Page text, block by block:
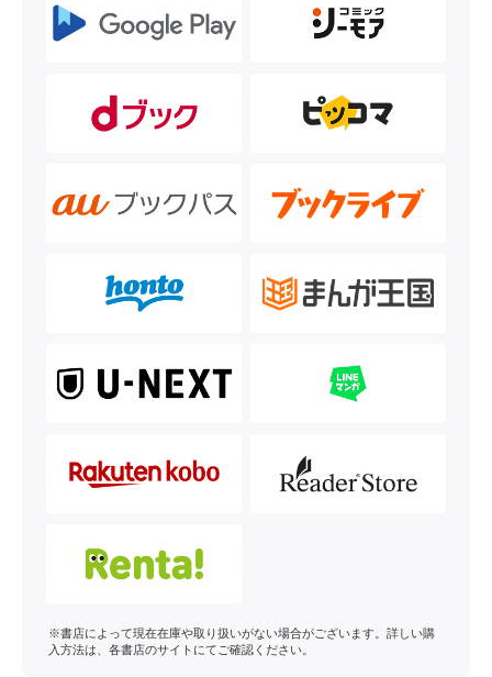
※書店によって現在在庫や取り扱いがない場合がございます。詳しい購
入方法は、各書店のサイトにてご確認ください。